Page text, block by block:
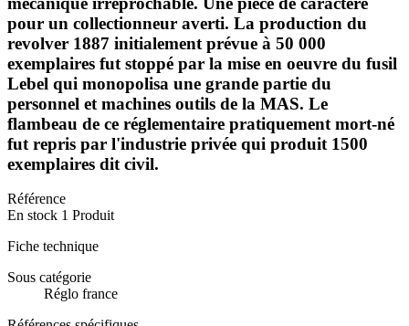
pour un collectionneur averti. La production du
revolver 1887 initialement prévue à 50 000
exemplaires fut stoppé par la mise en oeuvre du fusil
Lebel qui monopolisa une grande partie du
personnel et machines outils de la MAS. Le
flambeau de ce réglementaire pratiquement mort-né
fut repris par l'industrie privée qui produit 1500
exemplaires dit civil.
Référence
En stock 1 Produit
Fiche technique
Sous catégorie
Réglo france